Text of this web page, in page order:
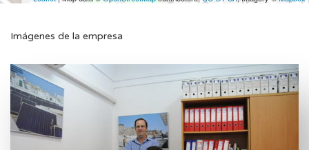
Imágenes de la empresa